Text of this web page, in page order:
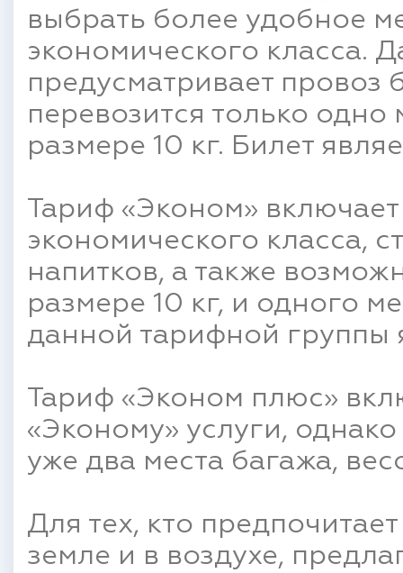
выбрать более удобное
экономического класса.
предусматривает провоз
перевозится только
размере 10 кг. Билет
Тариф «Эконом»
экономического класса,
напитков, а также
размере 10 кг, и одного
данной тарифной группы
Тариф «Эконом плюс»
«Эконому» услуги,
уже два места багажа,
Для тех, кто
земле и в воздухе,